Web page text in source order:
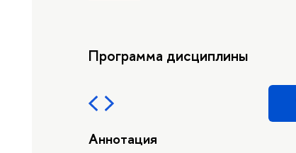
Программа дисциплины
Аннотация